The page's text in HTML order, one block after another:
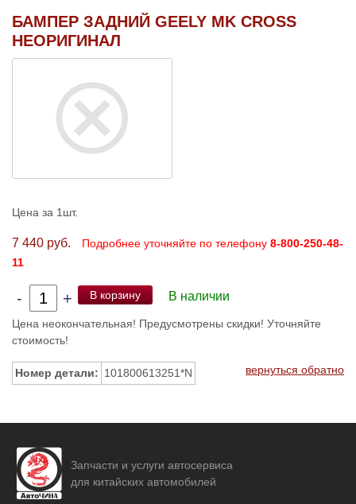
БАМПЕР ЗАДНИЙ GEELY MK CROSS
НЕОРИГИНАЛ
Цена за 1шт.
7 440 руб. Подробнее уточняйте по телефону 8-800-250-48-
11
- + В корзину В наличии
Цена неокончательная! Предусмотрены скидки! Уточняйте
стоимость!
Номер детали: 101800613251*N вернуться обратно
Запчасти и услуги автосервиса
для китайских автомобилей